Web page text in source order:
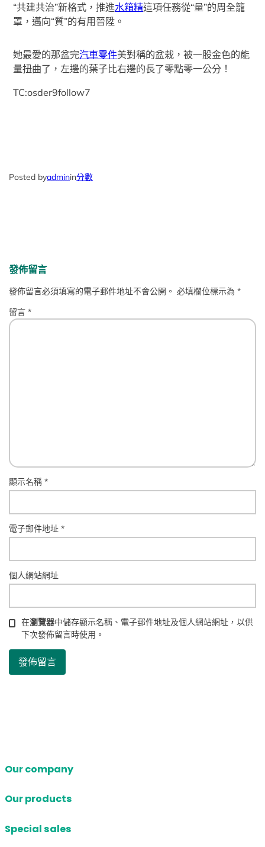
“共建共治”新格式，推進水箱精這項任務從“量”的周全籠
罩，邁向“質”的有用晉陞。
她最愛的那盆完汽車零件美對稱的盆栽，被一股金色的能
量扭曲了，左邊的葉子比右邊的長了零點零一公分！
TC:osder9follow7
Posted byadminin分數
發佈留言
發佈留言必須填寫的電子郵件地址不會公開。 必填欄位標示為*
留言*
顯示名稱*
電子郵件地址*
個人網站網址
在瀏覽器中儲存顯示名稱、電子郵件地址及個人網站網址，以供
下次發佈留言時使用。
Our company
Our products
Special sales